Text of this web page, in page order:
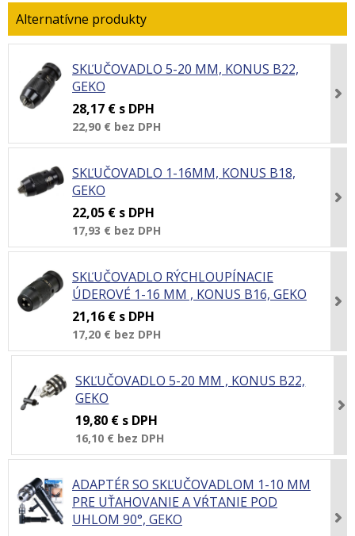
SKĽUČOVADLO 5-20 MM, KONUS B22,
GEKO
28,17 € s DPH
22,90 € bez DPH
SKĽUČOVADLO 1-16MM, KONUS B18,
GEKO
22,05 € s DPH
17,93 € bez DPH
SKĽUČOVADLO RÝCHLOUPÍNACIE
ÚDEROVÉ 1-16 MM , KONUS B16, GEKO
21,16 € s DPH
17,20 € bez DPH
SKĽUČOVADLO 5-20 MM , KONUS B22,
GEKO
19,80 € s DPH
16,10 € bez DPH
ADAPTÉR SO SKĽUČOVADLOM 1-10 MM
PRE UŤAHOVANIE A VŔTANIE POD
UHLOM 90°, GEKO